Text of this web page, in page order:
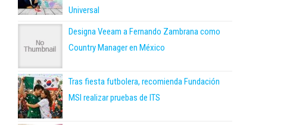
Universal
Designa Veeam a Fernando Zambrana como
Country Manager en México
Tras fiesta futbolera, recomienda Fundación
MSI realizar pruebas de ITS